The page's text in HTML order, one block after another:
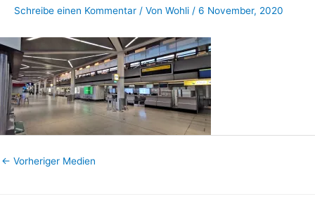
Schreibe einen Kommentar / Von Wohli / 6 November, 2020
← Vorheriger Medien